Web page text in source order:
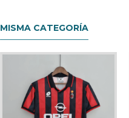
MISMA CATEGORÍA